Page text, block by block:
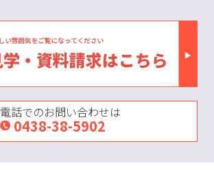
電話でのお問い合わせは
0438-38-5902